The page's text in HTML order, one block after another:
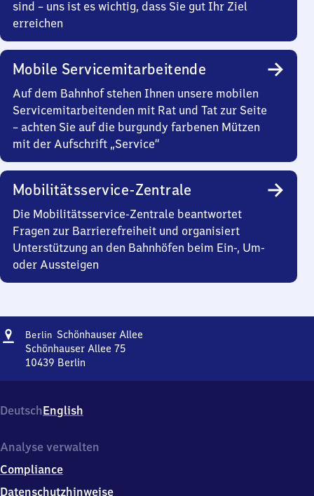
sind – uns ist es wichtig, dass Sie gut Ihr Ziel
erreichen
Mobile Servicemitarbeitende
Auf dem Bahnhof stehen Ihnen unsere mobilen
Servicemitarbeitenden mit Rat und Tat zur Seite
– achten Sie auf die burgundy farbenen Mützen
mit der Aufschrift „Service“
Mobilitätsservice-Zentrale
Die Mobilitätsservice-Zentrale beantwortet
Fragen zur Barrierefreiheit und organisiert
Unterstützung an den Bahnhöfen beim Ein-, Um-
oder Aussteigen
Adresse
Berlin Schönhauser AlleeBerlin
Schönhauser Allee 75
10439 Berlin
Allee,
Schönhauser
75,
0
4
DeutschEnglish
Analyse verwalten
Compliance
Datenschutzhinweise